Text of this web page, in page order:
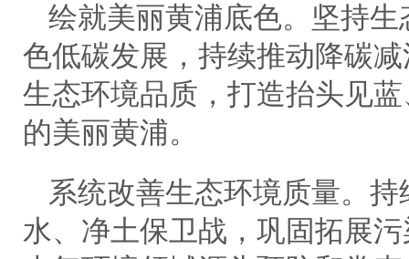
绘就美丽黄浦底色。坚持
色低碳发展，持续推动降碳
生态环境品质，打造抬头见
的美丽黄浦。
系统改善生态环境质量。
水、净土保卫战，巩固拓展